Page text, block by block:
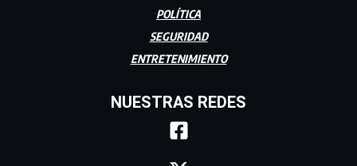
POLÍTICA
SEGURIDAD
ENTRETENIMIENTO
NUESTRAS REDES